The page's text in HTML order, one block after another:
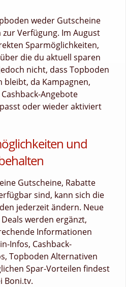
weder Gutscheine
Verfügung. Im August
Sparmöglichkeiten,
die du aktuell sparen
nicht, dass Topboden
da Kampagnen,
Angebote
oder wieder aktiviert
und
Gutscheine, Rabatte
sind, kann sich die
jederzeit ändern. Neue
werden ergänzt,
Informationen
Infos, Cashback-
Topboden Alternativen
Spar-Vorteilen findest
Boni.tv.